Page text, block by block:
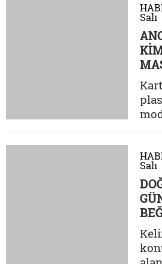
Salı
Salı